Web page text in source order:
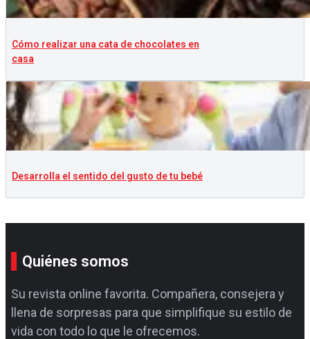
Cómo realizar una cata de chocolates en
casa
Desarrolla el sentido del gusto de tu bebé
Quiénes somos
Su revista online favorita. Compañera, consejera y
llena de sorpresas para que simplifique su estilo de
vida con todo lo que le ofrecemos.